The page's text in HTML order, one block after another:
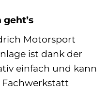
Motorsport
ist dank der
einfach und kann
Fachwerkstatt